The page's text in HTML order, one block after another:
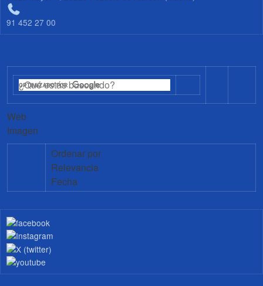
91 452 27 00
Web
Imagen
Ordenar por
Relevancia
Fecha